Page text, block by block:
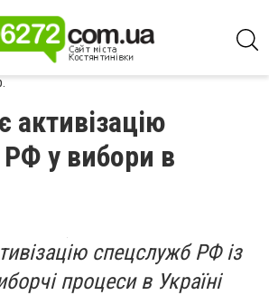
активізацію
РФ у вибори в
спецслужб РФ із
процеси в Україні